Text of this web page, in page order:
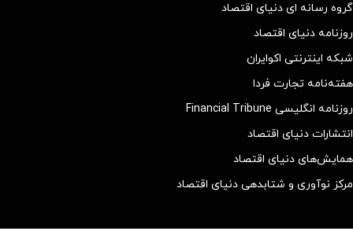
گروه رسانه ای دنیای اقتصاد
روزنامه دنیای اقتصاد
شبکه اینترنتی اکوایران
هفته‌نامه تجارت فردا
روزنامه انگلیسی Financial Tribune
انتشارات دنیای اقتصاد
همایش‌های دنیای اقتصاد
مرکز نوآوری و شتابدهی دنیای اقتصاد